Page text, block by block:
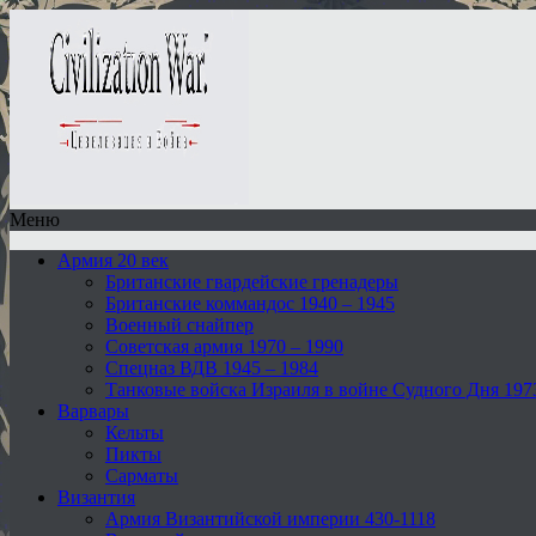
Меню
Армия 20 век
Британские гвардейские гренадеры
Британские коммандос 1940 – 1945
Военный снайпер
Советская армия 1970 – 1990
Спецназ ВДВ 1945 – 1984
Танковые войска Израиля в войне Судного Дня
Варвары
Кельты
Пикты
Сарматы
Византия
Армия Византийской империи 430-1118